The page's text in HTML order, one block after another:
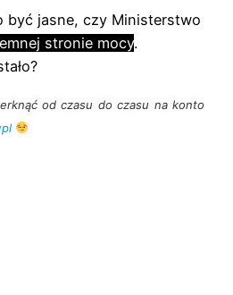
być jasne, czy Ministerstwo
stronie mocy.
od czasu do czasu na konto